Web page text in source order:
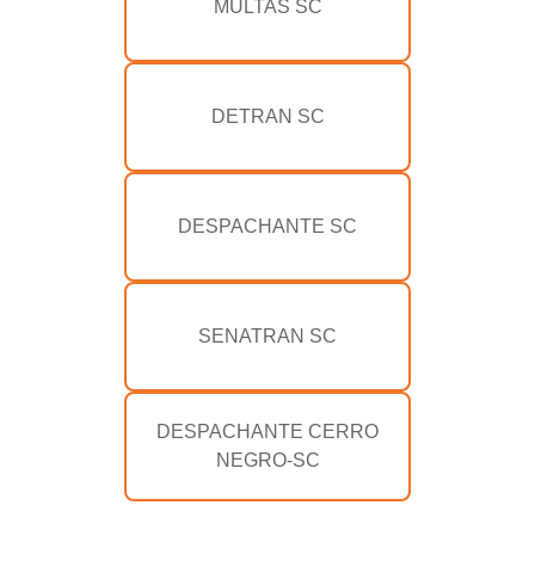
MULTAS SC
DETRAN SC
DESPACHANTE SC
SENATRAN SC
DESPACHANTE CERRO
NEGRO-SC